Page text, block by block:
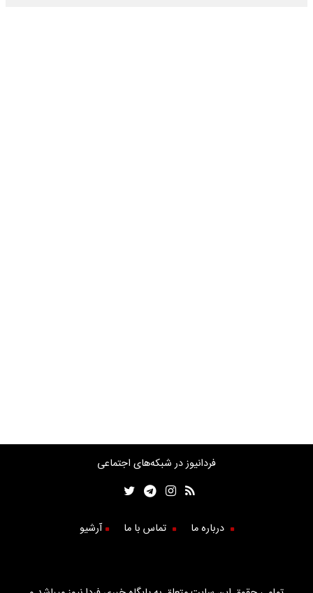
فردانیوز در شبکه‌های اجتماعی
درباره ما تماس با ما آرشیو